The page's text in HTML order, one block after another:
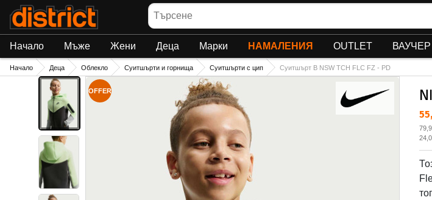
Търсене
Начало Мъже Жени Деца Марки НАМАЛЕНИЯ OUTLET ВАУЧЕР
Начало Деца Облекло Суитшърти и горнища Суитшърти с цип Суитшърт B NSW TCH FLC FZ - PD
OFFER